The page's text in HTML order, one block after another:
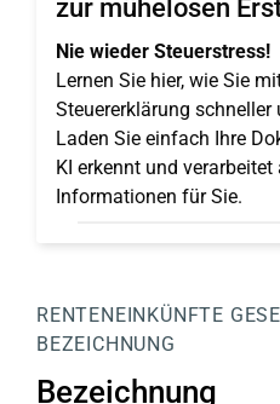
zur mühelosen
Nie wieder Steuerstress!
Lernen Sie hier, wie Sie
Steuererklärung schneller
Laden Sie einfach Ihre
KI erkennt und
Informationen für Sie.
RENTENEINKÜNFTE
BEZEICHNUNG
Bezeichnung